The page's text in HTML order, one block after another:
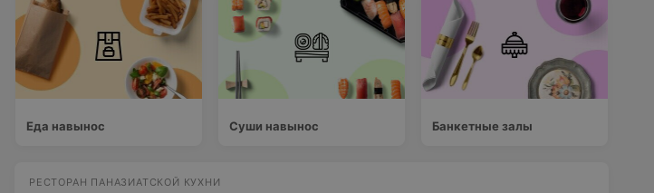
Еда навынос Суши навынос Банкетные залы
РЕСТОРАН ПАНАЗИАТСКОЙ КУХНИ